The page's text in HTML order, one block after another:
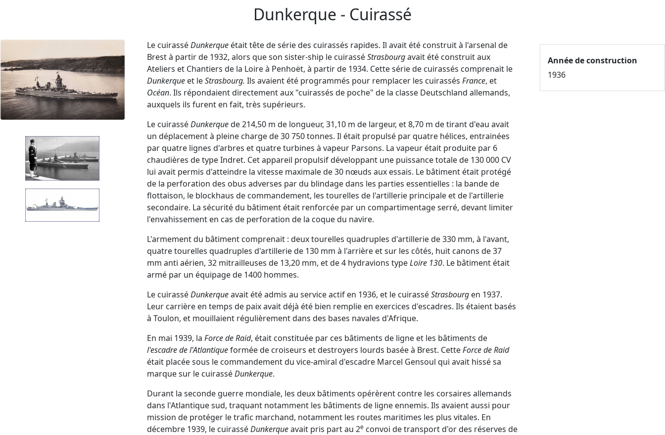
Dunkerque - Cuirassé
Année de construction
1936
Le cuirasséDunkerqueétait tête de série des cuirassés rapides. Il avait été construit à l'arsenal de
Brest à partir de 1932, alors que son sister-ship le cuirasséStrasbourgavait été construit aux
Ateliers et Chantiers de la Loire à Penhoët, à partir de 1934. Cette série de cuirassés comprenait le
Dunkerqueet leStrasbourg. Ils avaient été programmés pour remplacer les cuirassés France, et
Océan. Ils répondaient directement aux "cuirassés de poche" de la classe Deutschland allemands,
auxquels ils furent en fait, très supérieurs.
Le cuirasséDunkerquede 214,50 m de longueur, 31,10 m de largeur, et 8,70 m de tirant d'eau avait
un déplacement à pleine charge de 30 750 tonnes. Il était propulsé par quatre hélices, entrainées
par quatre lignes d'arbres et quatre turbines à vapeur Parsons. La vapeur était produite par 6
chaudières de type Indret. Cet appareil propulsif développant une puissance totale de 130 000 CV
lui avait permis d'atteindre la vitesse maximale de 30 nœuds aux essais. Le bâtiment était protégé
de la perforation des obus adverses par du blindage dans les parties essentielles : la bande de
flottaison, le blockhaus de commandement, les tourelles de l'artillerie principale et de l'artillerie
secondaire. La sécurité du bâtiment était renforcée par un compartimentage serré, devant limiter
l'envahissement en cas de perforation de la coque du navire.
L'armement du bâtiment comprenait : deux tourelles quadruples d'artillerie de 330 mm, à l'avant,
quatre tourelles quadruples d'artillerie de 130 mm à l'arrière et sur les côtés, huit canons de 37
mm anti aérien, 32 mitrailleuses de 13,20 mm, et de 4 hydravions typeLoire 130. Le bâtiment était
armé par un équipage de 1400 hommes.
Le cuirasséDunkerqueavait été admis au service actif en 1936, et le cuirasséStrasbourgen 1937.
Leur carrière en temps de paix avait déjà été bien remplie en exercices d'escadres. Ils étaient basés
à Toulon, et mouillaient régulièrement dans des bases navales d'Afrique.
En mai 1939, la Forcede Raid, était constituée par ces bâtiments de ligne et les bâtiments de
l'escadre de l'Atlantiqueformée de croiseurs et destroyers lourds basée à Brest. CetteForce de Raid
était placée sous le commandement du vice-amiral d'escadre Marcel Gensoul qui avait hissé sa
marque sur le cuirasséDunkerque.
Durant la seconde guerre mondiale, les deux bâtiments opérèrent contre les corsaires allemands
dans l'Atlantique sud, traquant notamment les bâtiments de ligne ennemis. Ils avaient aussi pour
mission de protéger le trafic marchand, notamment les routes maritimes les plus vitales. En
décembre 1939, le cuirasséDunkerqueavait pris part au 2econvoi de transport d'or des réserves de